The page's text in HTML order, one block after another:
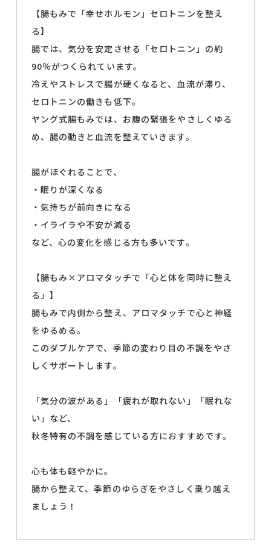
【腸もみで「幸せホルモン」セロトニンを整え
る】
腸では、気分を安定させる「セロトニン」の約
90％がつくられています。
冷えやストレスで腸が硬くなると、血流が滞り、
セロトニンの働きも低下。
ヤング式腸もみでは、お腹の緊張をやさしくゆる
め、腸の動きと血流を整えていきます。
腸がほぐれることで、
・眠りが深くなる
・気持ちが前向きになる
・イライラや不安が減る
など、心の変化を感じる方も多いです。
【腸もみ×アロマタッチで「心と体を同時に整え
る」】
腸もみで内側から整え、アロマタッチで心と神経
をゆるめる。
このダブルケアで、季節の変わり目の不調をやさ
しくサポートします。
「気分の波がある」「疲れが取れない」「眠れな
い」など、
秋冬特有の不調を感じている方におすすめです。
心も体も軽やかに。
腸から整えて、季節のゆらぎをやさしく乗り越え
ましょう！